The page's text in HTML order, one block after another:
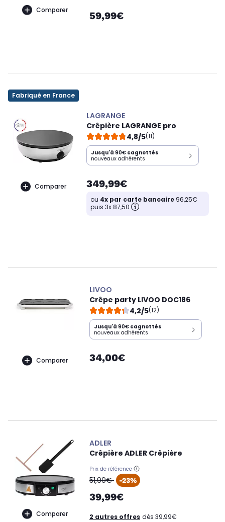
Comparer 59,99€
Fabriqué en France
Comparer
LAGRANGE
Crêpière LAGRANGE pro
4,8/5(11)
Jusqu'à 90€ cagnottés
nouveaux adhérents
349,99€
ou 4x par carte bancaire 96,25€
puis 3x 87,50
Comparer
LIVOO
Crêpe party LIVOO DOC186
4,2/5(12)
Jusqu'à 90€ cagnottés
nouveaux adhérents
34,00€
Comparer
ADLER
Crêpière ADLER Crêpière
Prix de référence
oldPrice
51,99€ -23%
39,99€
2 autres offres dès 39,99€